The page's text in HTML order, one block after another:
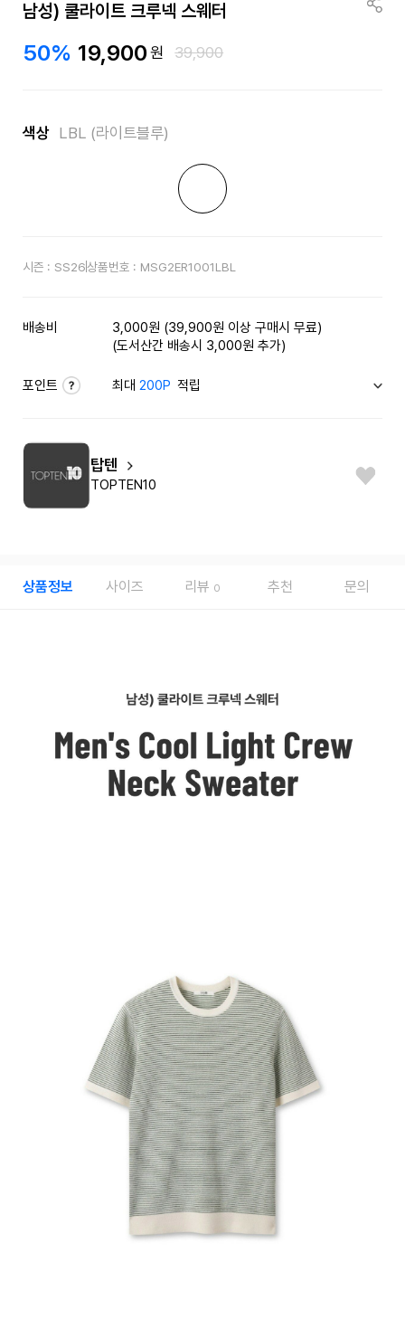
남성) 쿨라이트 크루넥 스웨터
50% 19,900원 39,900
색상 LBL (라이트블루)
시즌 : SS26상품번호 : MSG2ER1001LBL
배송비
3,000원 (39,900원 이상 구매시 무료)
(도서산간 배송시 3,000원 추가)
포인트 최대200P 적립
탑텐
TOPTEN10
상품정보 사이즈 리뷰 0 추천 문의